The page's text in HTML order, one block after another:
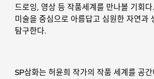
드로잉, 영상 등 작품세계를 만나볼 기회다
미술을 중심으로 아름답고 심원한 자연과
탐구한다.
SP삼화는 허윤희 작가의 작품 세계를 공간